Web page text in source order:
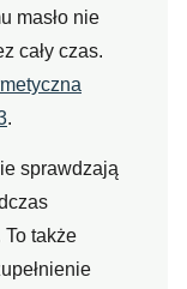
masło nie
cały czas.
.
sprawdzają
także